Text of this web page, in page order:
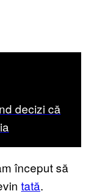
decizi că
început să
tată.